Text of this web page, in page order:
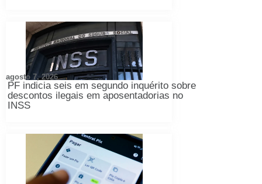
PF indicia seis em segundo inquérito sobre
descontos ilegais em aposentadorias no
INSS
agosto 7, 2026